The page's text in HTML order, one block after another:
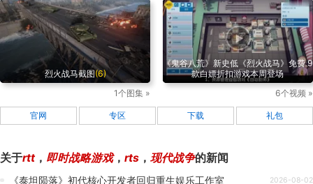
烈火战马截图(6)
1个图集 »
《鬼谷八荒》新史低《烈火战马》免费 9
款白嫖折扣游戏本周登场
6个视频 »
官网 专区 下载 礼包
关于rtt， 即时战略游戏， rts ， 现代战争的新闻
《泰坦陨落》初代核心开发者回归重生娱乐工作室 2026-08-02